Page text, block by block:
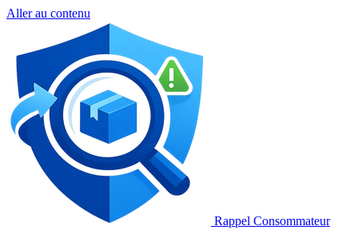
Aller au contenu
Rappel Consommateur